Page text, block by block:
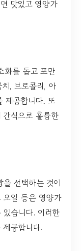
맛있고 영양가
화를 돕고 포만
, 브로콜리, 아
제공합니다. 또
식으로 훌륭한
선택하는 것이
오일 등은 영양가
습니다. 이러한
공합니다.